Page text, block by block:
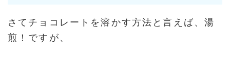
さてチョコレートを溶かす方法と言えば、湯
煎！ですが、